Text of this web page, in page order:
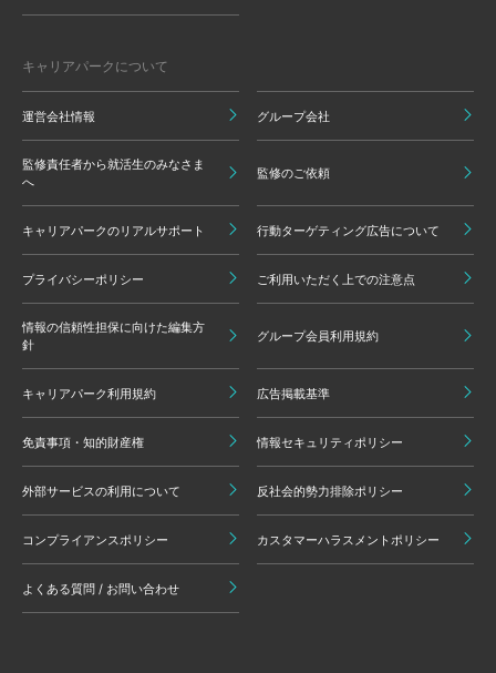
キャリアパークについて
運営会社情報 グループ会社
監修責任者から就活生のみなさま
へ
監修のご依頼
キャリアパークのリアルサポート 行動ターゲティング広告について
プライバシーポリシー ご利用いただく上での注意点
情報の信頼性担保に向けた編集方
針
グループ会員利用規約
キャリアパーク利用規約 広告掲載基準
免責事項・知的財産権 情報セキュリティポリシー
外部サービスの利用について 反社会的勢力排除ポリシー
コンプライアンスポリシー カスタマーハラスメントポリシー
よくある質問 / お問い合わせ